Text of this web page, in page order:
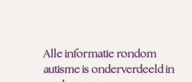
Alle informatie rondom
autisme is onderverdeeld in